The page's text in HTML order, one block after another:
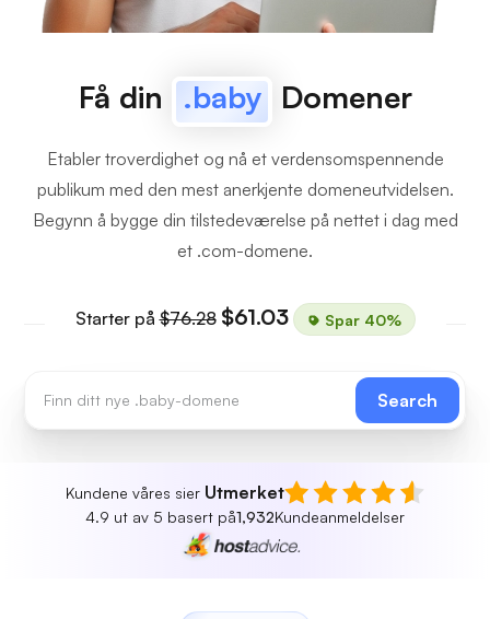
Få din .baby Domener
Etabler troverdighet og nå et verdensomspennende
publikum med den mest anerkjente domeneutvidelsen.
Begynn å bygge din tilstedeværelse på nettet i dag med
et .com-domene.
Starter på$76.28 $61.03 Spar 40%
Search
Kundene våres sier Utmerket
4.9 ut av 5 basert på1,932Kundeanmeldelser